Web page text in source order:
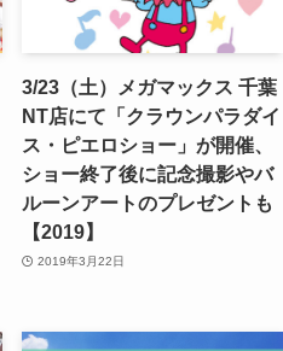
3/23（土）メガマックス 千葉
NT店にて「クラウンパラダイ
ス・ピエロショー」が開催、
ショー終了後に記念撮影やバ
ルーンアートのプレゼントも
【2019】
2019年3月22日